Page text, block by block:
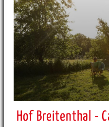
Hof Breitenthal -